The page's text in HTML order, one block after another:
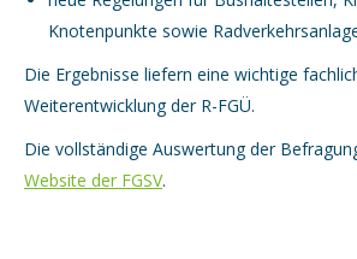
Knotenpunkte sowie
Die Ergebnisse liefern eine wichtige
Weiterentwicklung der R-FGÜ.
Die vollständige Auswertung der
Website der FGSV.